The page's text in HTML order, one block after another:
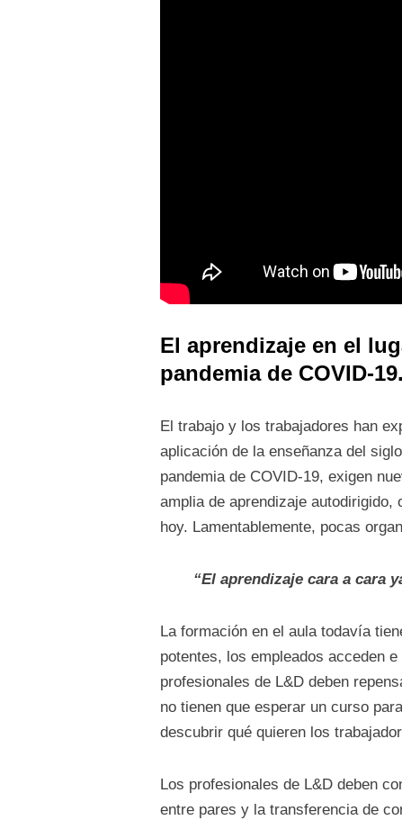
El aprendizaje en el
pandemia de COVID-19.
El trabajo y los trabajadores han
aplicación de la enseñanza del
pandemia de COVID-19, exigen
amplia de aprendizaje
hoy. Lamentablemente, pocas
“El aprendizaje cara a cara
La formación en el aula todavía
potentes, los empleados acceden
profesionales de L&D deben
no tienen que esperar un curso
descubrir qué quieren los
Los profesionales de L&D deben
entre pares y la transferencia de